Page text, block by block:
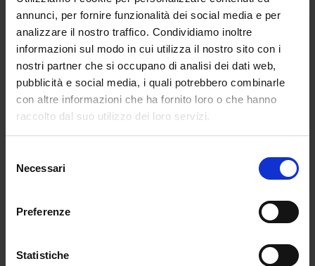
annunci, per fornire funzionalità dei social media e per
analizzare il nostro traffico. Condividiamo inoltre
informazioni sul modo in cui utilizza il nostro sito con i
nostri partner che si occupano di analisi dei dati web,
pubblicità e social media, i quali potrebbero combinarle
con altre informazioni che ha fornito loro o che hanno
raccolto dal suo utilizzo dei loro servizi.
delNecessari
Preferenze
Statistiche
Paradiso IX
Paradiso, canto XII.
incontrano san